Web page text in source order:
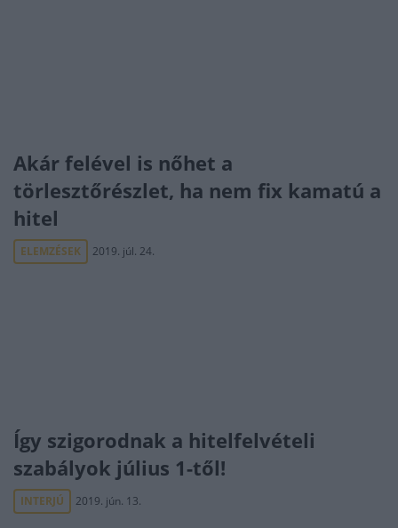
Akár felével is nőhet a
törlesztőrészlet, ha nem fix kamatú a
hitel
ELEMZÉSEK 2019. júl. 24.
Így szigorodnak a hitelfelvételi
szabályok július 1-től!
INTERJÚ 2019. jún. 13.